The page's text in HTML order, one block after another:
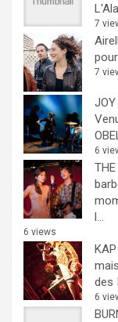
7
7
6
l...
6 views
des
6